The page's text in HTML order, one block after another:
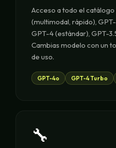
Acceso a todo el
(multimodal, rápido),
GPT-4 (estándar), GPT-
Cambias modelo con un
de uso.
GPT-4o GPT-4 Turbo
🔧